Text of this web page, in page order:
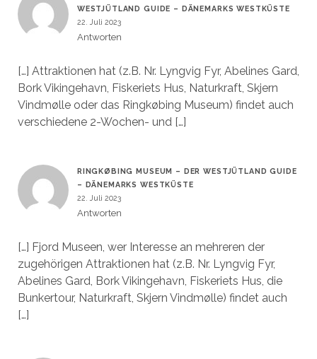
WESTJÜTLAND GUIDE – DÄNEMARKS WESTKÜSTE
22. Juli 2023
Antworten
[…] Attraktionen hat (z.B. Nr. Lyngvig Fyr, Abelines Gard,
Bork Vikingehavn, Fiskeriets Hus, Naturkraft, Skjern
Vindmølle oder das Ringkøbing Museum) findet auch
verschiedene 2-Wochen- und […]
RINGKØBING MUSEUM – DER WESTJÜTLAND GUIDE
– DÄNEMARKS WESTKÜSTE
22. Juli 2023
Antworten
[…] Fjord Museen, wer Interesse an mehreren der
zugehörigen Attraktionen hat (z.B. Nr. Lyngvig Fyr,
Abelines Gard, Bork Vikingehavn, Fiskeriets Hus, die
Bunkertour, Naturkraft, Skjern Vindmølle) findet auch
[…]